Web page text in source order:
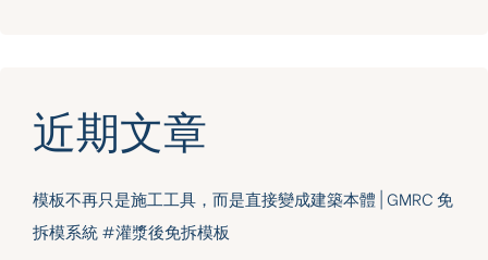
近期文章
模板不再只是施工工具，而是直接變成建築本體 | GMRC 免
拆模系統 #灌漿後免拆模板